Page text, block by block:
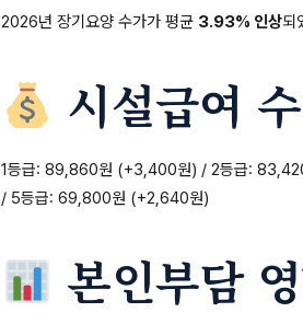
2026년 장기요양 수가가 평균 3.93% 인상되
시설급여
1등급: 89,860원 (+3,400원) / 2등급:
/ 5등급: 69,800원 (+2,640원)
본인부담